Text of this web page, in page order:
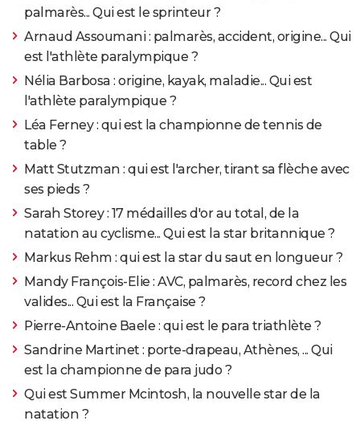
palmarès... Qui est le sprinteur ?
Arnaud Assoumani : palmarès, accident, origine... Qui
est l'athlète paralympique ?
Nélia Barbosa : origine, kayak, maladie... Qui est
l'athlète paralympique ?
Léa Ferney : qui est la championne de tennis de
table ?
Matt Stutzman : qui est l'archer, tirant sa flèche avec
ses pieds ?
Sarah Storey : 17 médailles d'or au total, de la
natation au cyclisme... Qui est la star britannique ?
Markus Rehm : qui est la star du saut en longueur ?
Mandy François-Elie : AVC, palmarès, record chez les
valides... Qui est la Française ?
Pierre-Antoine Baele : qui est le para triathlète ?
Sandrine Martinet : porte-drapeau, Athènes, ... Qui
est la championne de para judo ?
Qui est Summer Mcintosh, la nouvelle star de la
natation ?